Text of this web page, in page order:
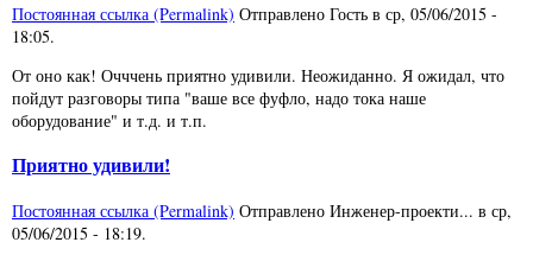
Постоянная ссылка (Permalink) Отправлено Гость в ср, 05/06/2015 -
18:05.
От оно как! Очччень приятно удивили. Неожиданно. Я ожидал, что
пойдут разговоры типа "ваше все фуфло, надо тока наше
оборудование" и т.д. и т.п.
Приятно удивили!
Постоянная ссылка (Permalink) Отправлено Инженер-проекти... в ср,
05/06/2015 - 18:19.